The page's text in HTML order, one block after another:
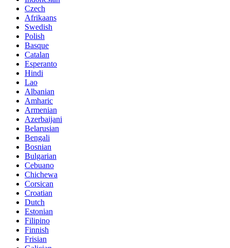
Czech
Afrikaans
Swedish
Polish
Basque
Catalan
Esperanto
Hindi
Lao
Albanian
Amharic
Armenian
Azerbaijani
Belarusian
Bengali
Bosnian
Bulgarian
Cebuano
Chichewa
Corsican
Croatian
Dutch
Estonian
Filipino
Finnish
Frisian